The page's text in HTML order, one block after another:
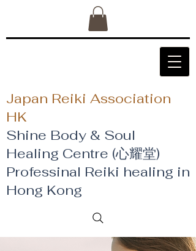
Japan Reiki Association
HK
Shine Body & Soul
Healing Centre (心耀堂)
​Professinal Reiki healing in
Hong Kong